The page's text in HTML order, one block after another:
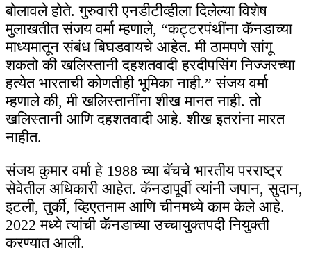
बोलावले होते. गुरुवारी एनडीटीव्हीला दिलेल्या विशेष
मुलाखतीत संजय वर्मा म्हणाले, “कट्टरपंथींना कॅनडाच्या
माध्यमातून संबंध बिघडवायचे आहेत. मी ठामपणे सांगू
शकतो की खलिस्तानी दहशतवादी हरदीपसिंग निज्जरच्या
हत्येत भारताची कोणतीही भूमिका नाही.” संजय वर्मा
म्हणाले की, मी खलिस्तानींना शीख मानत नाही. तो
खलिस्तानी आणि दहशतवादी आहे. शीख इतरांना मारत
नाहीत.
संजय कुमार वर्मा हे 1988 च्या बॅचचे भारतीय परराष्ट्र
सेवेतील अधिकारी आहेत. कॅनडापूर्वी त्यांनी जपान, सुदान,
इटली, तुर्की, व्हिएतनाम आणि चीनमध्ये काम केले आहे.
2022 मध्ये त्यांची कॅनडाच्या उच्चायुक्तपदी नियुक्ती
करण्यात आली.